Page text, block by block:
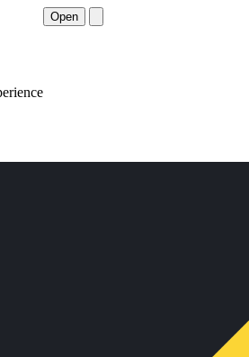
Open